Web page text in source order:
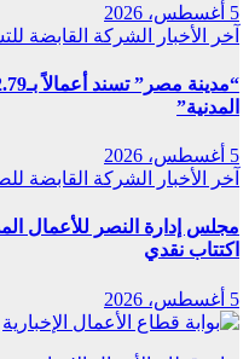
5 أغسطس، 2026
آخر الأخبار
الشركة القابضة
المدنية”
5 أغسطس، 2026
آخر الأخبار
الشركة القابضة
مجلس إدارة النصر للأعمال
اكتتاب نقدي
5 أغسطس، 2026